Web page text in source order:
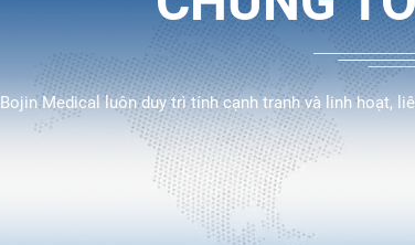
Bojin Medical luôn duy trì tính cạnh tranh và linh hoạt,